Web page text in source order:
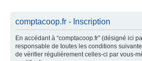
comptacoop.fr - Inscription
En accédant à “comptacoop.fr” (désigné ici
responsable de toutes les conditions
de vérifier régulièrement celles-ci par vous-